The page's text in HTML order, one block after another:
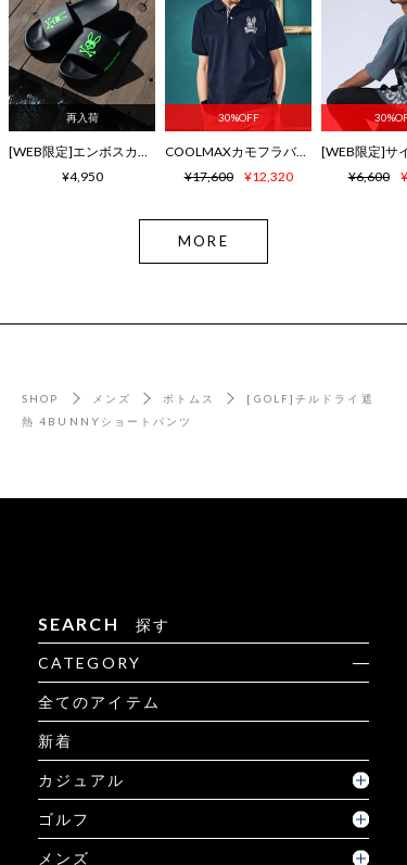
再入荷
[WEB限定]エンボスカラーロゴ シャワーサンダル
¥4,950
30%OFF
COOLMAXカモフラバニー鹿の子ポロシャツ
¥17,600
¥12,320 ¥6,600
MORE
SHOP メンズ ボトムス
[GOLF]チルドライ遮
熱 4BUNNYショートパンツ
SEARCH 探す
CATEGORY
全てのアイテム
新着
カジュアル
ゴルフ
メンズ